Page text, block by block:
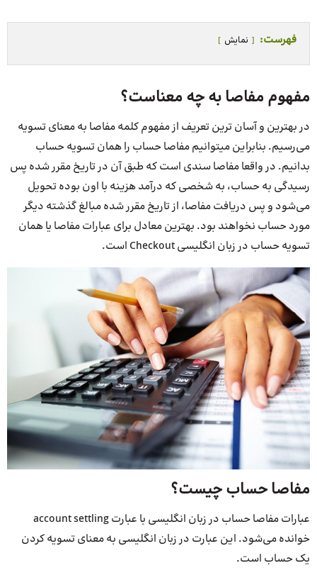
فهرست: نمایش
مفهوم مفاصا به چه معناست؟
در بهترین و آسان ترین تعریف از مفهوم کلمه مفاصا به معنای تسویه
می‌رسیم. بنابراین میتوانیم مفاصا حساب را همان تسویه حساب
بدانیم. در واقعا مفاصا سندی است که طبق آن در تاریخ مقرر شده پس
رسیدگی به حساب، به شخصی که درآمد هزینه با اون بوده تحویل
می‌شود و پس دریافت مفاصا، از تاریخ مقرر شده مبالغ گذشته دیگر
مورد حساب نخواهند بود. بهترین معادل برای عبارات مفاصا یا همان
تسویه حساب در زبان انگلیسی Checkout است.
مفاصا حساب چیست؟
عبارات مفاصا حساب در زبان انگلیسی با عبارت account settling
خوانده می‌شود. این عبارت در زبان انگلیسی به معنای تسویه کردن
یک حساب است.